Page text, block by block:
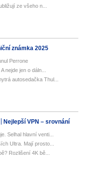
ze všeho n...
známka 2025
Perrone
nejde jen o dáln...
autosedačka Thul...
Nejlepší VPN – srovnání
Selhal hlavní venti...
Ultra. Mají prosto...
Rozlišení 4K bě...